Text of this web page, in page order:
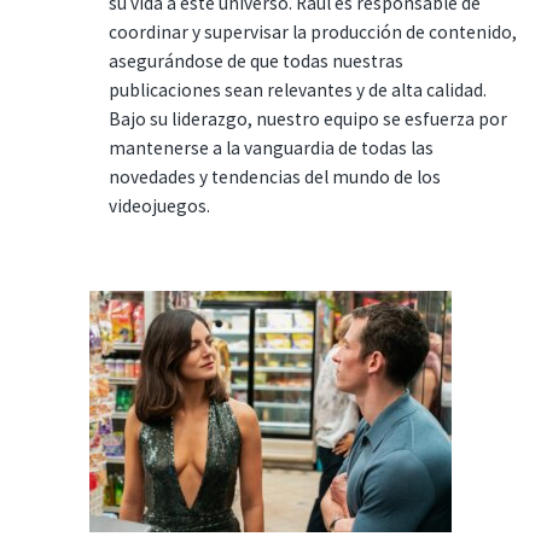
coordinar y supervisar la producción de contenido,
asegurándose de que todas nuestras
publicaciones sean relevantes y de alta calidad.
Bajo su liderazgo, nuestro equipo se esfuerza por
mantenerse a la vanguardia de todas las
novedades y tendencias del mundo de los
videojuegos.